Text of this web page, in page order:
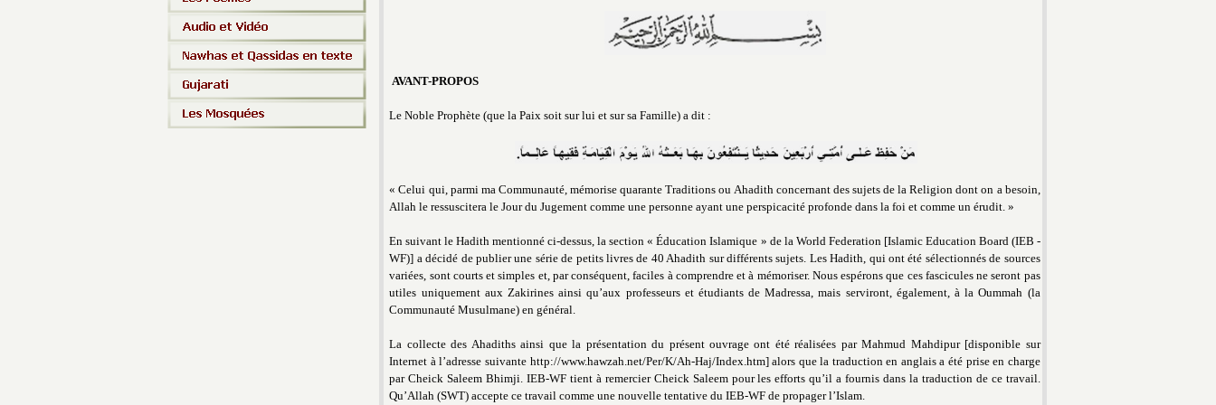
AVANT-PROPOS
Le Noble Prophète (que la Paix soit sur lui et sur sa Famille) a dit :
« Celui qui, parmi ma Communauté, mémorise quarante Traditions ou Ahadith concernant des sujets de la Religion dont on a besoin,
Allah le ressuscitera le Jour du Jugement comme une personne ayant une perspicacité profonde dans la foi et comme un érudit. »
En suivant le Hadith mentionné ci-dessus, la section « Éducation Islamique » de la World Federation [Islamic Education Board (IEB -
WF)] a décidé de publier une série de petits livres de 40 Ahadith sur différents sujets. Les Hadith, qui ont été sélectionnés de sources
variées, sont courts et simples et, par conséquent, faciles à comprendre et à mémoriser. Nous espérons que ces fascicules ne seront pas
utiles uniquement aux Zakirines ainsi qu’aux professeurs et étudiants de Madressa, mais serviront, également, à la Oummah (la
Communauté Musulmane) en général.
La collecte des Ahadiths ainsi que la présentation du présent ouvrage ont été réalisées par Mahmud Mahdipur [disponible sur
Internet à l’adresse suivante http://www.hawzah.net/Per/K/Ah-Haj/Index.htm] alors que la traduction en anglais a été prise en charge
par Cheick Saleem Bhimji. IEB-WF tient à remercier Cheick Saleem pour les efforts qu’il a fournis dans la traduction de ce travail.
Qu’Allah (SWT) accepte ce travail comme une nouvelle tentative du IEB-WF de propager l’Islam.